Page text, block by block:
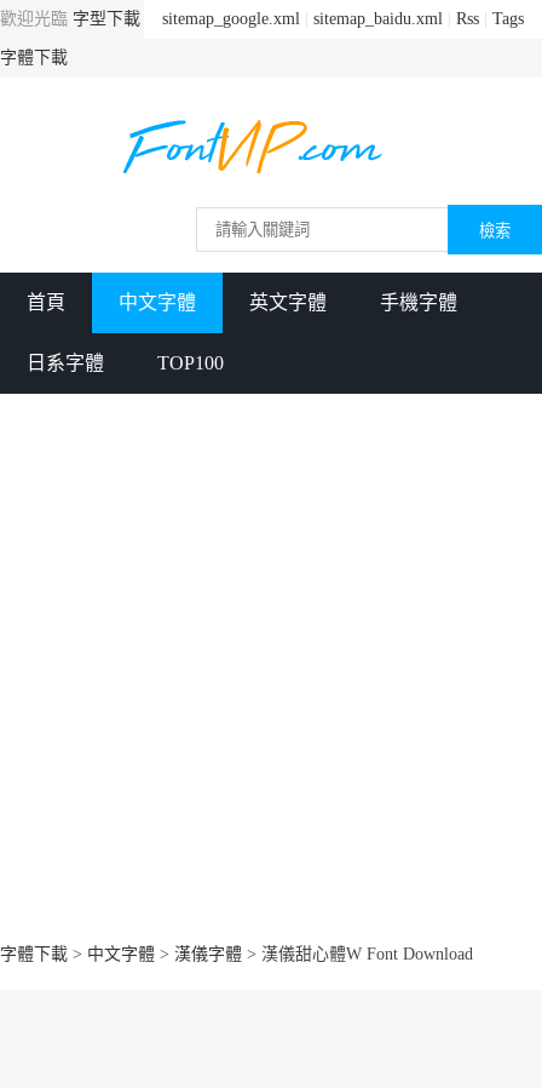
sitemap_google.xml sitemap_baidu.xml Rss Tags
歡迎光臨 字型下載
字體下載
首頁 中文字體 英文字體 手機字體
日系字體 TOP100
字體下載 > 中文字體 > 漢儀字體 > 漢儀甜心體W Font Download